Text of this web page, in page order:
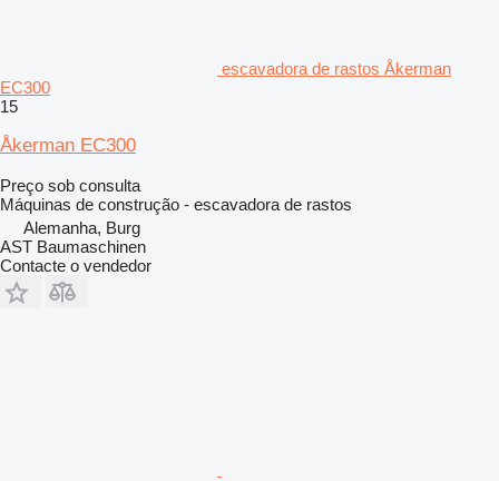
escavadora de rastos Åkerman
EC300
15
Åkerman EC300
Preço sob consulta
Máquinas de construção - escavadora de rastos
Alemanha, Burg
AST Baumaschinen
Contacte o vendedor